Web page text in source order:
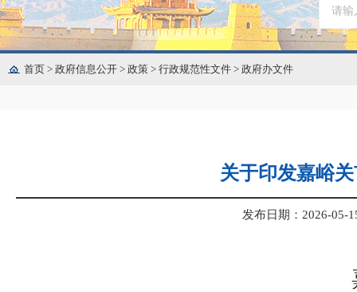
首页 > 政府信息公开 > 政策 > 行政规范性文件 > 政府办文件
关于印发嘉峪
发布日期：2026-05-